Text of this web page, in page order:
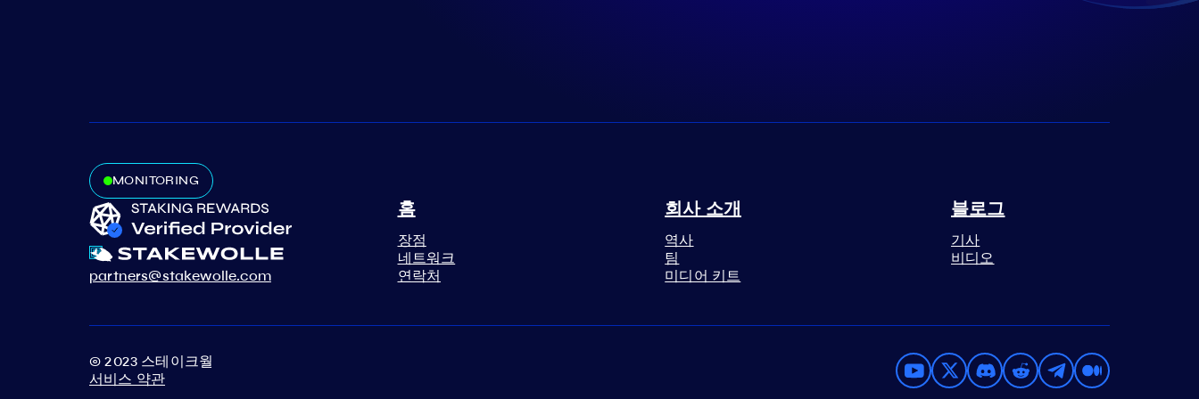
MONITORING
partners@stakewolle.com
홈
장점
네트워크
연락처
회사 소개
역사
팀
미디어 키트
블로그
기사
비디오
© 2023 스테이크월
서비스 약관